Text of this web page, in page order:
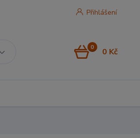
Přihlášení
0 0 Kč